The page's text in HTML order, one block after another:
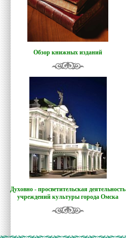
Обзор книжных изданий
Духовно - просветительская деятельность
учреждений культуры города Омска